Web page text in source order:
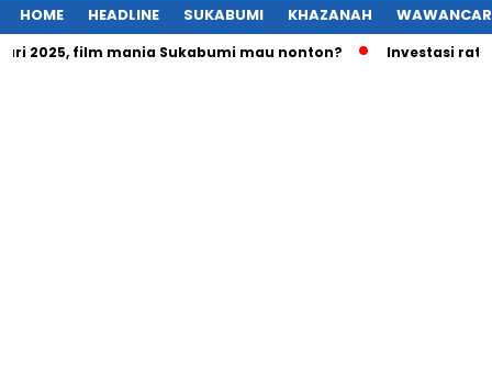
HOME HEADLINE SUKABUMI KHAZANAH
film mania Sukabumi mau nonton? Investasi ratusan